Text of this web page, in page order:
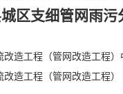
区支细管网雨
造工程（管网改造工程
造工程（管网改造工程）